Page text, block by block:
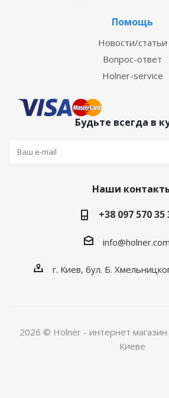
Помощь
Новости/статьи
Вопрос-ответ
Holner-service
Будьте всегда в
Наши
+38 097 570 35
г. Киев, бул. Б.
2026 © Holner - интернет
Киеве